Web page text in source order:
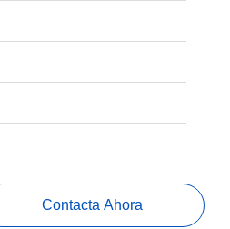
Contacta Ahora